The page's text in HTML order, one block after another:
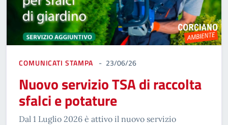
COMUNICATI STAMPA 23/06/26
Nuovo servizio TSA di raccolta
sfalci e potature
Dal 1 Luglio 2026 è attivo il nuovo servizio